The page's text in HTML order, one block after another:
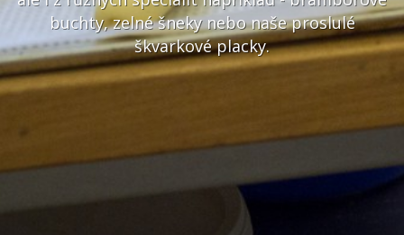
buchty, zelné šneky nebo naše proslulé
škvarkové placky.